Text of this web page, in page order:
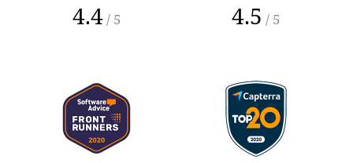
4.4/ 5 4.5 / 5